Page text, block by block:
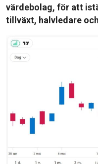
värdebolag, för att
tillväxt, halvledare